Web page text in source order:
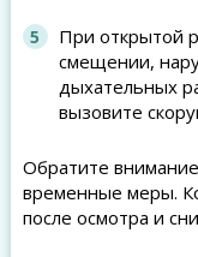
При открытой
смещении,
дыхательных
вызовите
Обратите
временные меры.
после осмотра и